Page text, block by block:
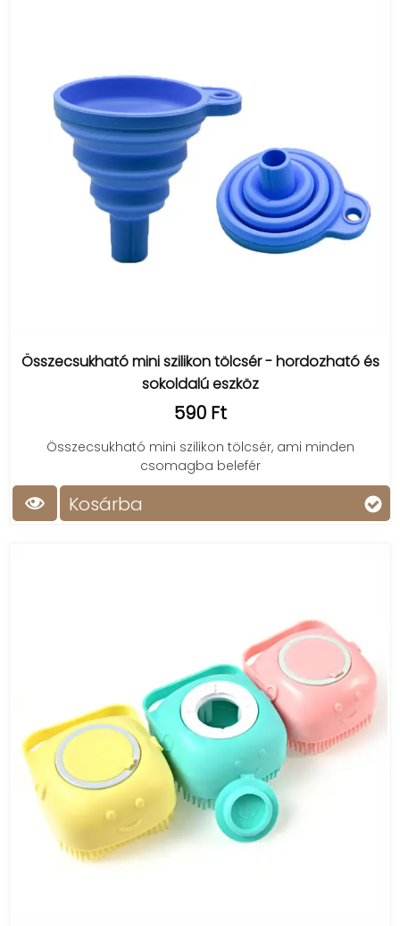
Összecsukható mini szilikon tölcsér - hordozható és
sokoldalú eszköz
590 Ft
Összecsukható mini szilikon tölcsér, ami minden
csomagba belefér
Kosárba